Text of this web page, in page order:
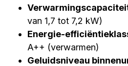
van 1,7 tot 7,2 kW)
Energie-
A++ (verwarmen)
Geluidsniveau